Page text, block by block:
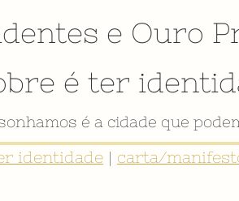
e Ouro
é ter
é a cidade que
identidade | carta/